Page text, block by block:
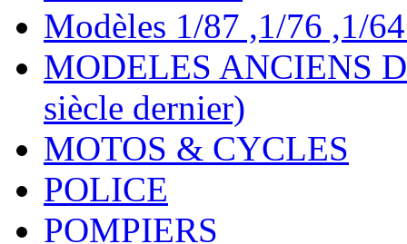
Modèles 1/87 ,1/76 ,1/
MODELES ANCIENS
siècle dernier)
MOTOS & CYCLES
POLICE
POMPIERS